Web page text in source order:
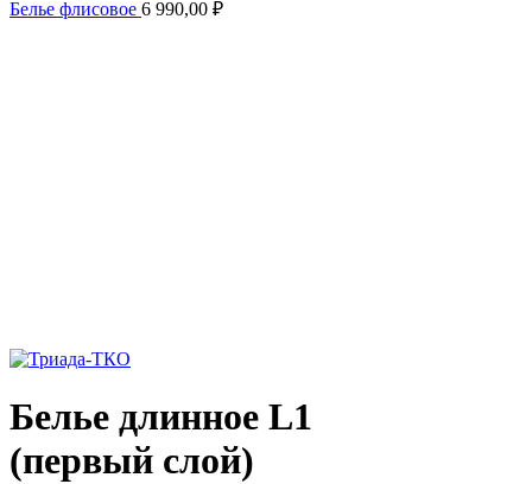
Белье флисовое 6 990,00 ₽
Белье длинное L1
(первый слой)